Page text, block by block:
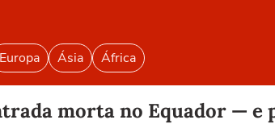
Europa Ásia África
morta no Equador —